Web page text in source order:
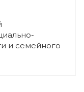
и семейного